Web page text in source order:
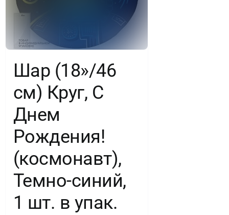
Шар (18»/46
см) Круг, С
Днем
Рождения!
(космонавт),
Темно-синий,
1 шт. в упак.